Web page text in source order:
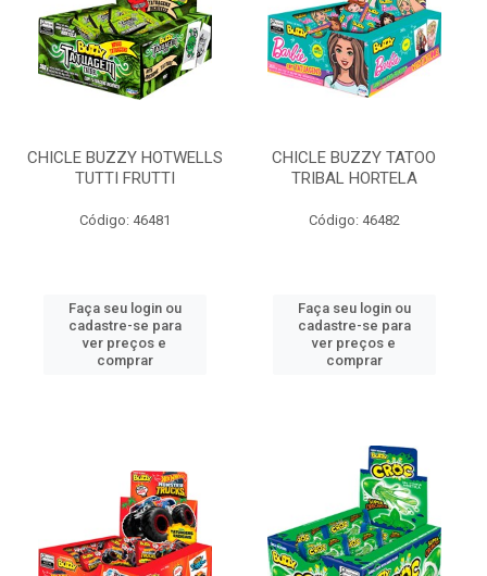
CHICLE BUZZY HOTWELLS
TUTTI FRUTTI
Código: 46481
Faça seu login ou
cadastre-se para
ver preços e
comprar
CHICLE BUZZY TATOO
TRIBAL HORTELA
Código: 46482
Faça seu login ou
cadastre-se para
ver preços e
comprar